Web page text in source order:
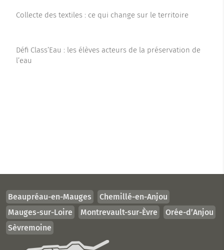
Collecte des textiles : ce qui change sur le territoire
Défi Class’Eau : les élèves acteurs de la préservation de
l’eau
Beaupréau-en-Mauges
Chemillé-en-Anjou
Mauges-sur-Loire
Montrevault-sur-Èvre
Orée-d’Anjou
Sèvremoine